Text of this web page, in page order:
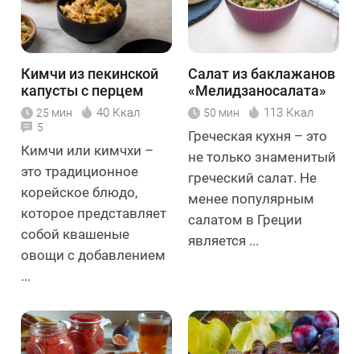
Кимчи из пекинской
капусты с перцем
чили25 мин 40 Ккал
5
Кимчи или кимчхи –
это традиционное
корейское блюдо,
которое представляет
собой квашеные
овощи с добавлением
...
Салат из баклажанов
«Мелидзаносалата»
50 мин 113 Ккал
Греческая кухня – это
не только знаменитый
греческий салат. Не
менее популярным
салатом в Греции
является ...